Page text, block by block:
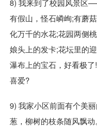
8) 我来到了校园风景区
有假山，怪石嶙峋;有蘑
化万千的水花;花园两侧
娘头上的发卡;花坛里的
瀑布上的宝石，好看极
喜爱?
9) 我家小区前面有个美
葱，柳树的枝条随风飘